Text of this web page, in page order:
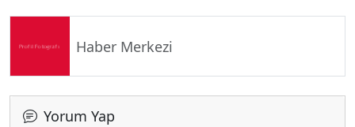
Haber Merkezi
Yorum Yap